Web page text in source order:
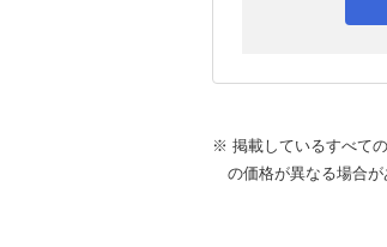
※ 掲載しているすべて
の価格が異なる場合